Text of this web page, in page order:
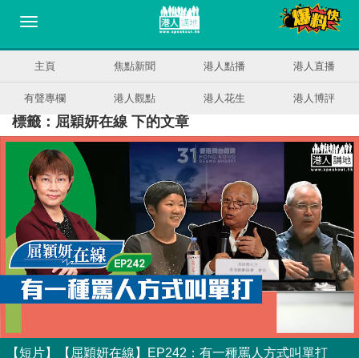
主頁 焦點新聞 港人點播 港人直播
有聲專欄 港人觀點 港人花生 港人博評
標籤：屈穎妍在線 下的文章
【短片】【屈穎妍在線】EP242：有一種罵人方式叫單打